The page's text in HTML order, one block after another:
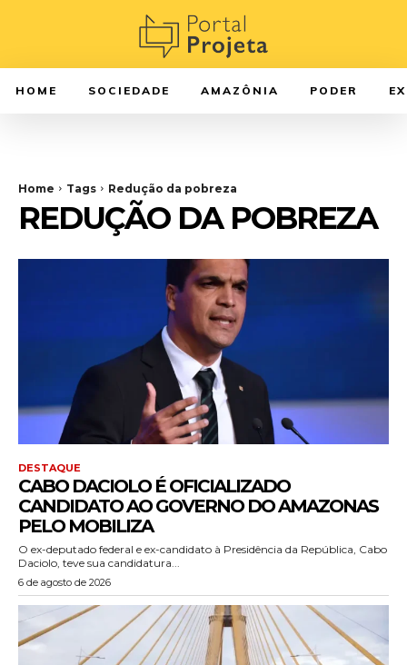
HOME SOCIEDADE AMAZÔNIA PODER
Home Tags Redução da pobreza
REDUÇÃO DA POBREZA
DESTAQUE
CABO DACIOLO É OFICIALIZADO
CANDIDATO AO GOVERNO DO AMAZONAS
PELO MOBILIZA
O ex-deputado federal e ex-candidato à Presidência da República, Cabo
Daciolo, teve sua candidatura...
6 de agosto de 2026